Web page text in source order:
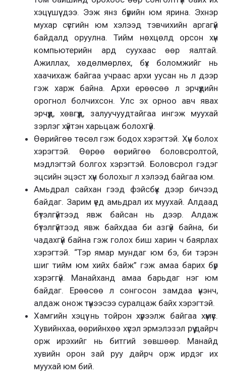
хэцүү шүү дээ. Ээж янз бүрийн юм ярина. Эхнэр
мухар сүсгийн юм хэлээд тэвчихийн аргагүй
байдалд оруулна. Тийм нөхцөлд орсон хүн
компьютерийн ард суухаас өөр яалтай.
Ажиллах, хөдөлмөрлөх, бүх боломжийг нь
хаачихаж байгаа учраас архи уусан нь л дээр
гэж харж байна. Архи ерөөсөө л эрчүүдийн
орогнол болчихсон. Улс эх орноо авч явах
эрчүүд, хөвгүүд, залуучуудтайгаа ингэж муухай
зэрлэг хүйтэн харьцаж болохгүй.
Өөрийгөө төсөл гэж бодох хэрэгтэй. Хүн болох
хэрэгтэй. Өөрөө өөрийгөө боловсролтой,
мэдлэгтэй болгох хэрэгтэй. Боловсрол гэдэг
эцсийн эцэст хүн болохыг л хэлээд байгаа юм.
Амьдрал сайхан гээд фэйсбүүк дээр бичээд
байдаг. Зарим үед амьдрал их муухай. Алдаад
бүтэлгүйтээд явж байсан нь дээр. Алдаж
бүтэлгүйтээд явж байхдаа би азгүй байна, би
чадахгүй байна гэж голох биш харин ч баярлах
хэрэгтэй. “Тэр ямар мундаг юм бэ, би тэрэн
шиг тийм юм хийх байж” гэж амаа барих бүр
хэрэггүй. Манайханд амаа барьдаг нэг юм
байдаг. Ерөөсөө л сонгосон замдаа үнэнч,
алдаж онож түүнээсээ суралцаж байх хэрэгтэй.
Хамгийн хэцүү нь тойрон хүрээлж байгаа хүмүүс.
Хувийнхаа, өөрийнхөө хүсэл эрмэлэзэл рүү дайрч
орж ирэхийг нь битгий зөвшөөр. Манайд
хувийн орон зай руу дайрч орж ирдэг их
муухай юм бий.